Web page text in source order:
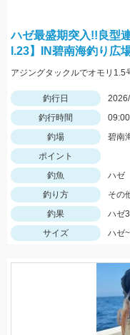
ハゼ最盛期突入!!良型
l.23】IN碧南海釣り
釣行日
釣行時間
釣場
碧南
ポイント
釣魚
ハゼ
釣り方
その
釣果
ハゼ
サイズ
ハゼ